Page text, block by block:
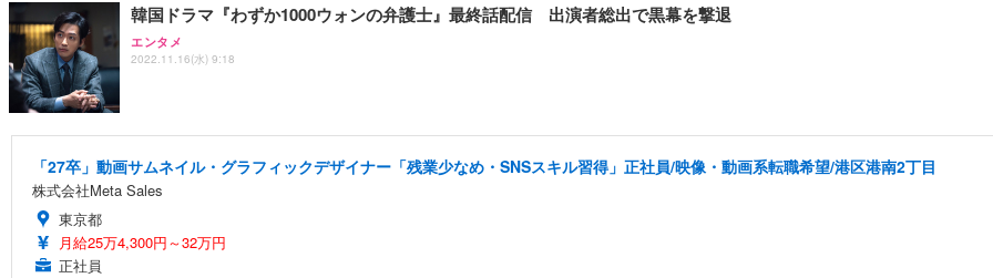
韓国ドラマ『わずか1000ウォンの弁護士』最終話配信 出演者総出で黒幕を撃退
エンタメ
2022.11.16(水) 9:18
「27卒」動画サムネイル・グラフィックデザイナー「残業少なめ・SNSスキル習得」正社員/映像・動画系転職希望/港区港南2丁目
株式会社Meta Sales
東京都
月給25万4,300円～32万円
正社員